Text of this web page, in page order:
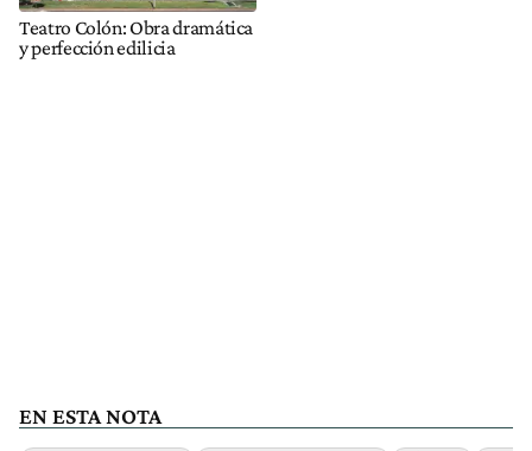
Teatro Colón: Obra dramática
y perfección edilicia
EN ESTA NOTA